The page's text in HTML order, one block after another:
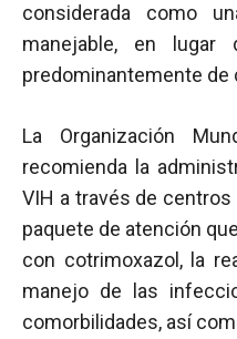
considerada como
manejable, en lugar
predominantemente de
La Organización
recomienda la
VIH a través de
paquete de atención
con cotrimoxazol, la
manejo de las
comorbilidades, así